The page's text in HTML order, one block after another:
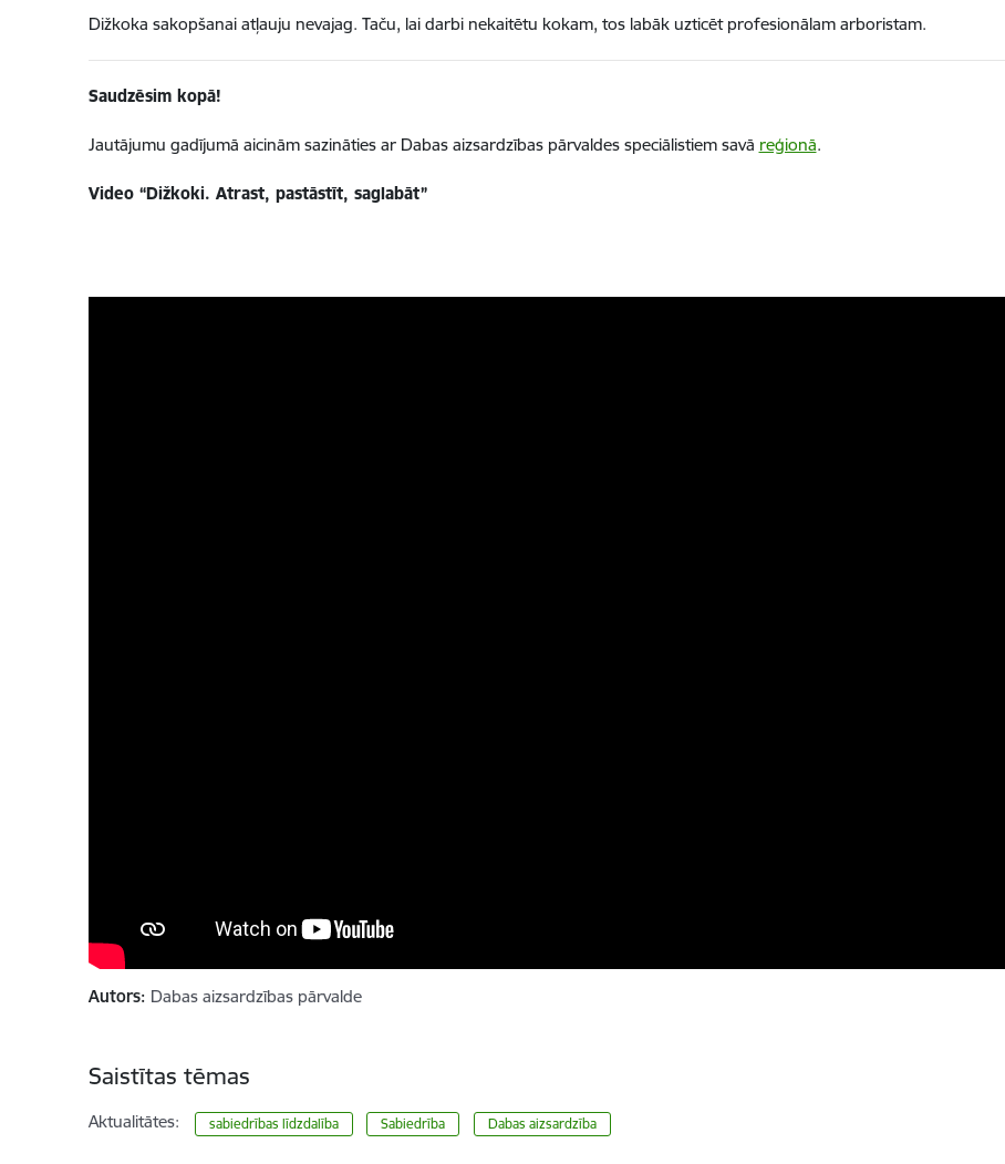
Dižkoka sakopšanai atļauju nevajag. Taču, lai darbi nekaitētu kokam, tos labāk uzticēt profesionālam arboristam.
Saudzēsim kopā!
Jautājumu gadījumā aicinām sazināties ar Dabas aizsardzības pārvaldes speciālistiem savā reģionā.
Video “Dižkoki. Atrast, pastāstīt, saglabāt”
Autors: Dabas aizsardzības pārvalde
Saistītas tēmas
Aktualitātes: sabiedrības līdzdalība Sabiedrība Dabas aizsardzība